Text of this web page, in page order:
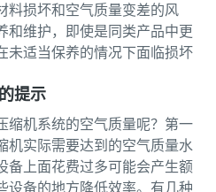
气力输送流程的信息
力输送流程。
料损坏和空气质量变差的风
和维护，即使是同类产品中更
未适当保养的情况下面临损坏
提示
缩机系统的空气质量呢？第一
机实际需要达到的空气质量水
备上面花费过多可能会产生额
设备的地方降低效率。有几种